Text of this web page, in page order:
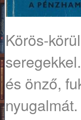
Körös-
és önző,